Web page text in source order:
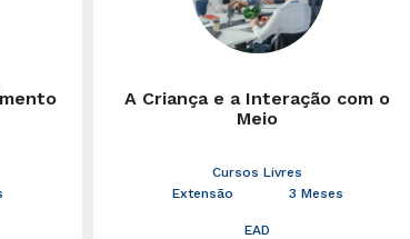
A Criança e a Interação com o
Meio
Cursos Livres
Extensão
3 Meses
EAD